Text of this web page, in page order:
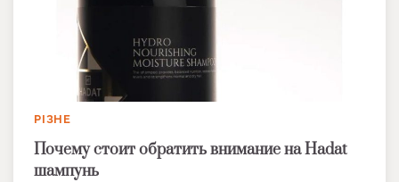
РІЗНЕ
Почему стоит обратить внимание на Hadat
шампунь